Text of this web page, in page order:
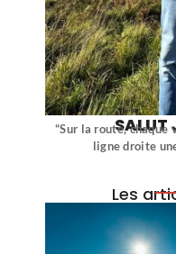
SALUT
“Sur la route, chaque
ligne droite
Les